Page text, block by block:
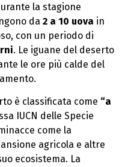
la stagione
da 2 a 10 uova in
con un periodo di
. Le iguane del deserto
le ore più calde del
è classificata come “a
IUCN delle Specie
come la
agricola e altre
ecosistema. La